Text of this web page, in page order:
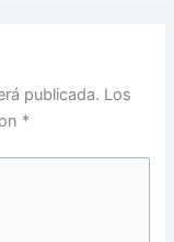
publicada. Los
*